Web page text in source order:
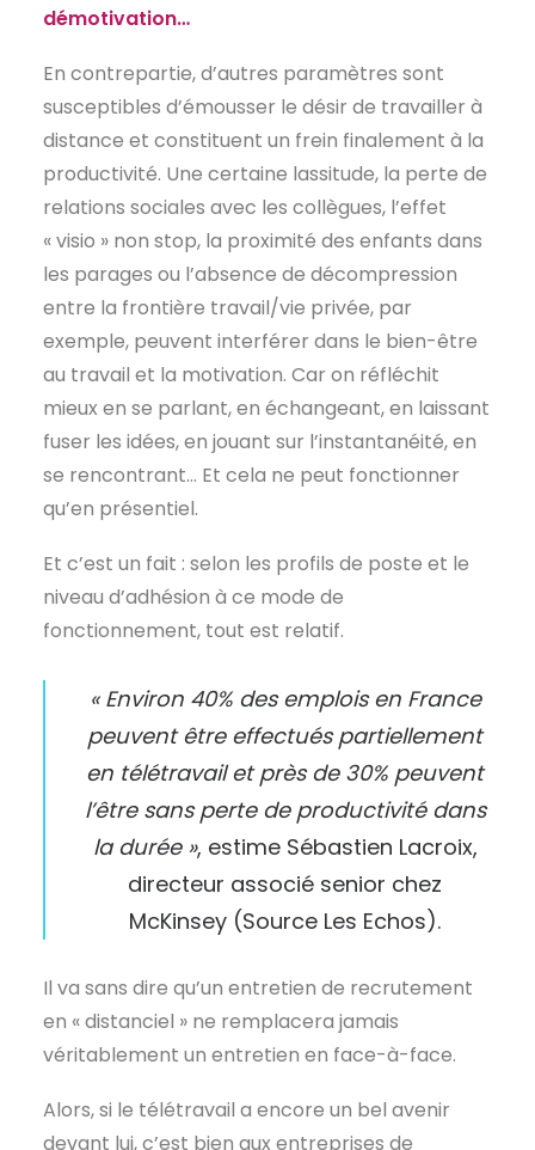
démotivation…
En contrepartie, d’autres paramètres sont
susceptibles d’émousser le désir de travailler à
distance et constituent un frein finalement à la
productivité. Une certaine lassitude, la perte de
relations sociales avec les collègues, l’effet
« visio » non stop, la proximité des enfants dans
les parages ou l’absence de décompression
entre la frontière travail/vie privée, par
exemple, peuvent interférer dans le bien-être
au travail et la motivation. Car on réfléchit
mieux en se parlant, en échangeant, en laissant
fuser les idées, en jouant sur l’instantanéité, en
se rencontrant… Et cela ne peut fonctionner
qu’en présentiel.
Et c’est un fait : selon les profils de poste et le
niveau d’adhésion à ce mode de
fonctionnement, tout est relatif.
« Environ 40% des emplois en France
peuvent être effectués partiellement
en télétravail et près de 30% peuvent
l’être sans perte de productivité dans
la durée », estime Sébastien Lacroix,
directeur associé senior chez
McKinsey (Source Les Echos).
Il va sans dire qu’un entretien de recrutement
en « distanciel » ne remplacera jamais
véritablement un entretien en face-à-face.
Alors, si le télétravail a encore un bel avenir
devant lui, c’est bien aux entreprises de